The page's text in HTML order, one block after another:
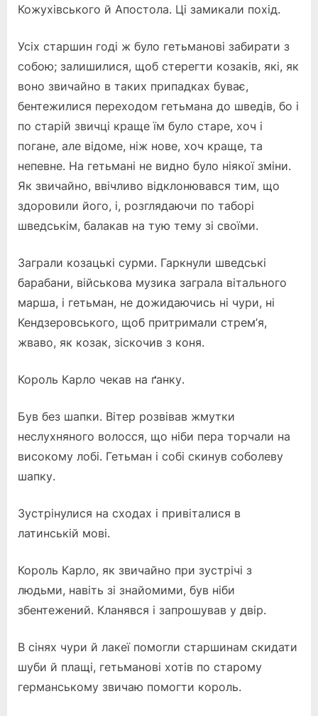
Кожухівського й Апостола. Ці замикали похід.
Усіх старшин годі ж було гетьманові забирати з
собою; залишилися, щоб стерегти козаків, які, як
воно звичайно в таких припадках буває,
бентежилися переходом гетьмана до шведів, бо і
по старій звичці краще їм було старе, хоч і
погане, але відоме, ніж нове, хоч краще, та
непевне. На гетьмані не видно було ніякої зміни.
Як звичайно, ввічливо відклонювався тим, що
здоровили його, і, розглядаючи по таборі
шведськім, балакав на тую тему зі своїми.
Заграли козацькі сурми. Гаркнули шведські
барабани, військова музика заграла вітального
марша, і гетьман, не дожидаючись ні чури, ні
Кендзеровського, щоб притримали стрем’я,
жваво, як козак, зіскочив з коня.
Король Карло чекав на ґанку.
Був без шапки. Вітер розвівав жмутки
неслухняного волосся, що ніби пера торчали на
високому лобі. Гетьман і собі скинув соболеву
шапку.
Зустрінулися на сходах і привіталися в
латинській мові.
Король Карло, як звичайно при зустрічі з
людьми, навіть зі знайомими, був ніби
збентежений. Кланявся і запрошував у двір.
В сінях чури й лакеї помогли старшинам скидати
шуби й плащі, гетьманові хотів по старому
германському звичаю помогти король.